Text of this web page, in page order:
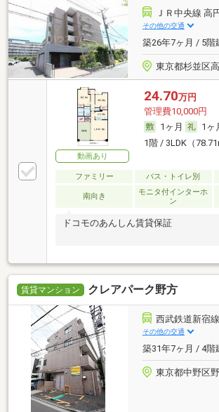
ＪＲ中央線 高
その他の交通
築26年7ヶ月 / 5階
東京都杉並区
動画あり
24.70万円
管理費10,000円
1ヶ月
1ヶ
1階 / 3LDK（
ファミリー バス・トイレ別
南向き
モニタ付インターホ
ン
ドコモのあんしん賃貸保証
賃貸マンション クレアパーク野方
西武鉄道新宿
その他の交通
築31年7ヶ月 / 4階
東京都中野区